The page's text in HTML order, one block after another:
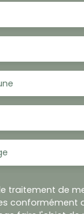
traitement de
conformément